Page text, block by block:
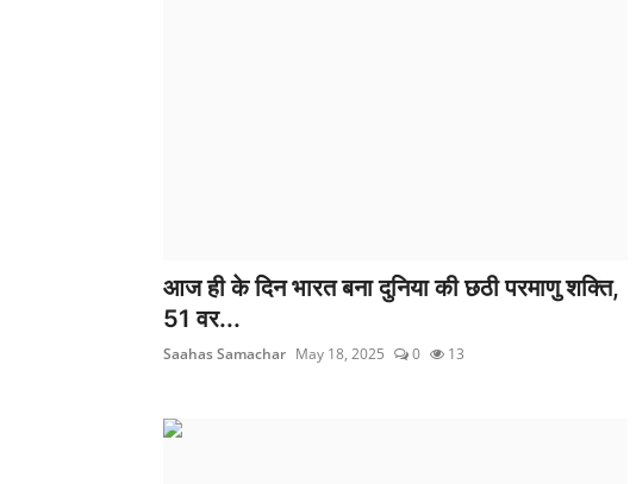
आज ही के दिन भारत बना दुनिया की छठी परमाणु शक्ति,
51 वर...
Saahas Samachar May 18, 2025 0 13